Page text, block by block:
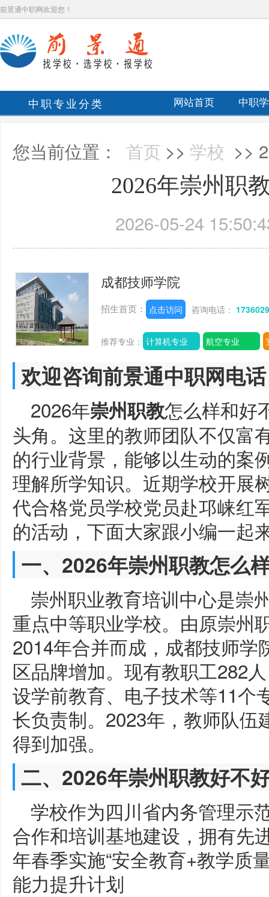
前景通中职网欢迎您！
中职专业分类 网站首页 中职
您当前位置： 首页 >> 学校 >>
2026年崇州职
2026-05-24
成都技师学院
招生首页： 点击访问 咨询电话：
推荐专业： 计算机专业 航空专业
欢迎咨询前景通中职网电
2026年崇州职教怎么样和好
头角。这里的教师团队不仅富
的行业背景，能够以生动的案
理解所学知识。近期学校开展
代合格党员学校党员赴邛崃红
的活动，下面大家跟小编一起
一、2026年崇州职教怎么
崇州职业教育培训中心是崇
重点中等职业学校。由原崇州
2014年合并而成，成都技师
区品牌增加。现有教职工282
设学前教育、电子技术等11个
长负责制。2023年，教师队
得到加强。
二、2026年崇州职教好不
学校作为四川省内务管理示
合作和培训基地建设，拥有先
年春季实施“安全教育+教学质
能力提升计划